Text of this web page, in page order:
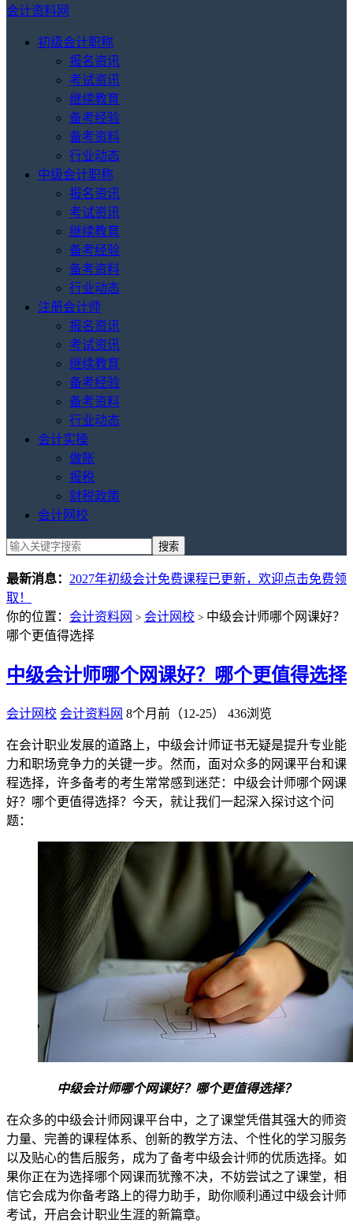
会计资料网
初级会计职称
报名资讯
考试资讯
继续教育
备考经验
备考资料
行业动态
中级会计职称
报名资讯
考试资讯
继续教育
备考经验
备考资料
行业动态
注册会计师
报名资讯
考试资讯
继续教育
备考经验
备考资料
行业动态
会计实操
做账
报税
财税政策
会计网校
最新消息： 2027年初级会计免费课程已更新，欢迎点击免费领
取！
你的位置： 会计资料网 > 会计网校 > 中级会计师哪个网课好？
哪个更值得选择
中级会计师哪个网课好？哪个更值得选择
会计网校 会计资料网 8个月前（12-25） 436浏览
在会计职业发展的道路上，中级会计师证书无疑是提升专业能
力和职场竞争力的关键一步。然而，面对众多的网课平台和课
程选择，许多备考的考生常常感到迷茫：中级会计师哪个网课
好？哪个更值得选择？今天，就让我们一起深入探讨这个问
题：
中级会计师哪个网课好？哪个更值得选择？
在众多的中级会计师网课平台中，之了课堂凭借其强大的师资
力量、完善的课程体系、创新的教学方法、个性化的学习服务
以及贴心的售后服务，成为了备考中级会计师的优质选择。如
果你正在为选择哪个网课而犹豫不决，不妨尝试之了课堂，相
信它会成为你备考路上的得力助手，助你顺利通过中级会计师
考试，开启会计职业生涯的新篇章。